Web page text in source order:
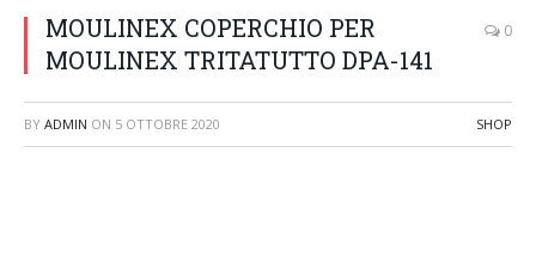
MOULINEX COPERCHIO PER
MOULINEX TRITATUTTO DPA-141
0
BY ADMIN ON 5 OTTOBRE 2020 SHOP